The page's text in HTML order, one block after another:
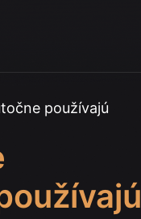
používajú